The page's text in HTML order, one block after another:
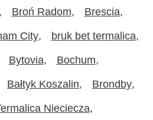
Broń Radom Brescia
City bruk bet termalica
Bytovia Bochum
Bałtyk Koszalin Brondby
Nieciecza